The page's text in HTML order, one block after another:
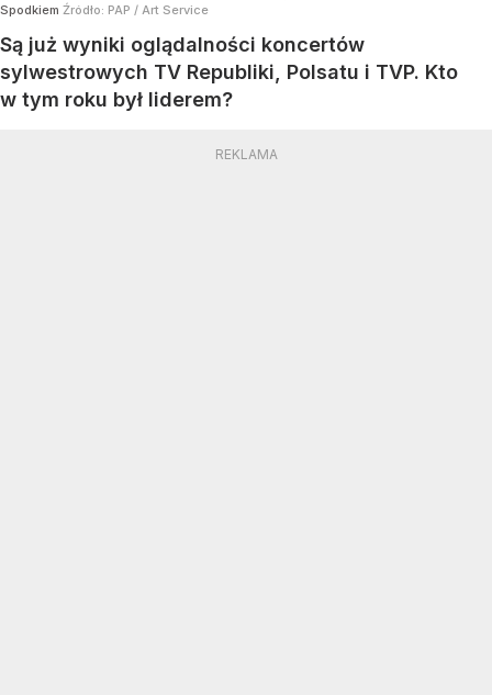
Spodkiem Źródło: PAP / Art Service
Są już wyniki oglądalności koncertów
sylwestrowych TV Republiki, Polsatu i TVP. Kto
w tym roku był liderem?